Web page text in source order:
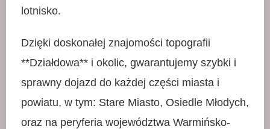
lotnisko.
Dzięki doskonałej znajomości topografii
**Działdowa** i okolic, gwarantujemy szybki i
sprawny dojazd do każdej części miasta i
powiatu, w tym: Stare Miasto, Osiedle Młodych,
oraz na peryferia województwa Warmińsko-